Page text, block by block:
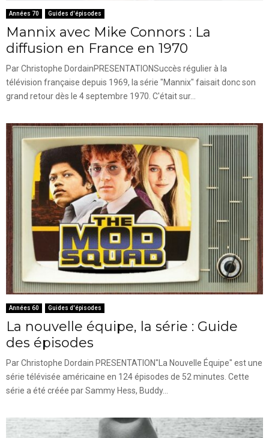
Années 70 Guides d'épisodes
Mannix avec Mike Connors : La
diffusion en France en 1970
Par Christophe DordainPRESENTATIONSuccès régulier à la
télévision française depuis 1969, la série "Mannix" faisait donc son
grand retour dès le 4 septembre 1970. C'était sur...
Années 60 Guides d'épisodes
La nouvelle équipe, la série : Guide
des épisodes
Par Christophe Dordain PRESENTATION"La Nouvelle Équipe" est une
série télévisée américaine en 124 épisodes de 52 minutes. Cette
série a été créée par Sammy Hess, Buddy...